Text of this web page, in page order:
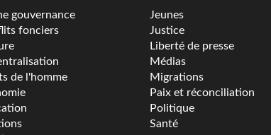
gouvernance
fonciers
de l'homme
Jeunes
Justice
Liberté de presse
Médias
Migrations
Paix et réconciliation
Politique
Santé